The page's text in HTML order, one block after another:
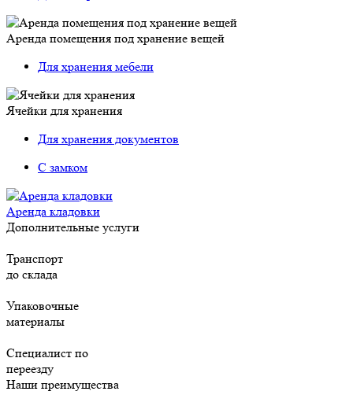
Аренда помещения под хранение вещей
Для хранения мебели
Ячейки для хранения
Для хранения документов
С замком
Аренда кладовки
Дополнительные услуги
Транспорт
до склада
Упаковочные
материалы
Специалист по
переезду
Наши преимущества